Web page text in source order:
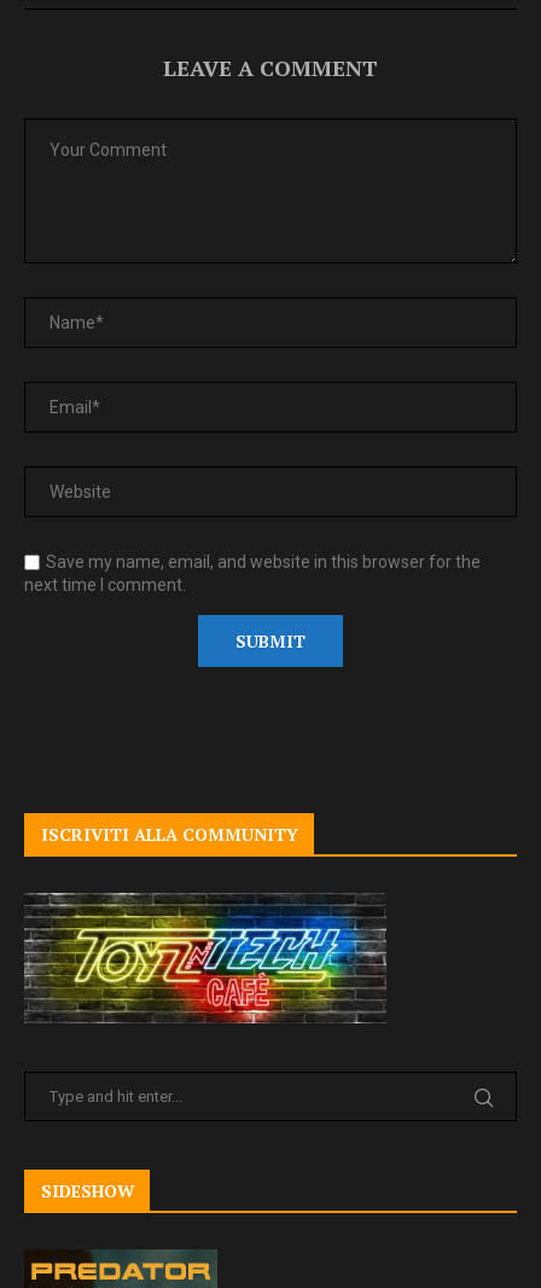
LEAVE A COMMENT
Save my name, email, and website in this browser for the
next time I comment.
ISCRIVITI ALLA COMMUNITY
SIDESHOW